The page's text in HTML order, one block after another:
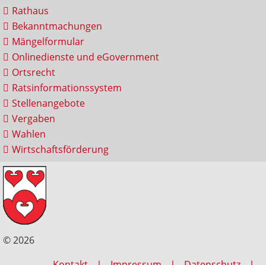
Rathaus
Bekanntmachungen
Mängelformular
Onlinedienste und eGovernment
Ortsrecht
Ratsinformationssystem
Stellenangebote
Vergaben
Wahlen
Wirtschaftsförderung
© 2026